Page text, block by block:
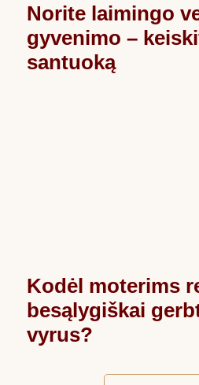
Norite laimingo
gyvenimo –
santuoką
Kodėl moterims
besąlygiškai
vyrus?